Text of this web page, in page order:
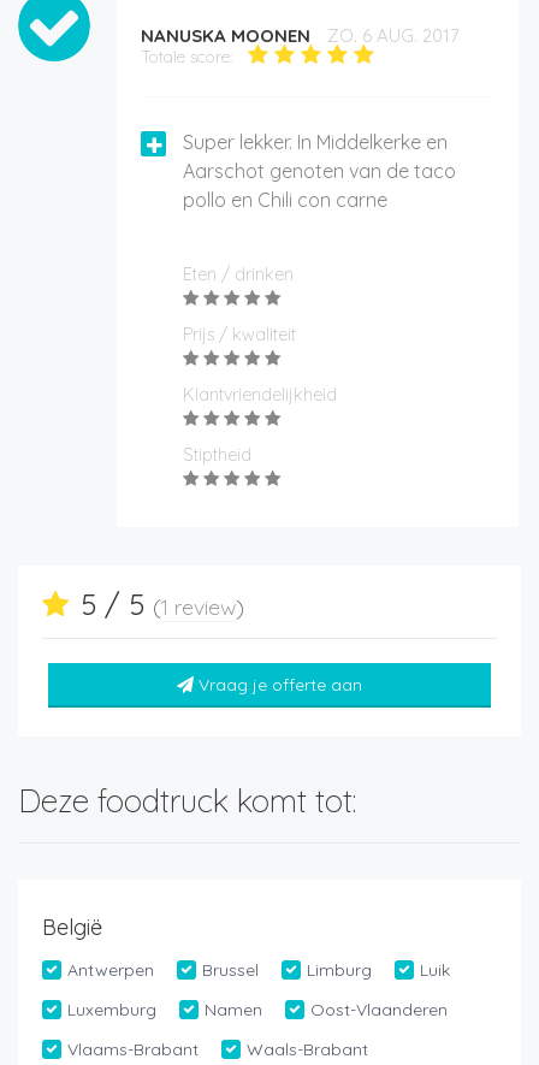
NANUSKA MOONEN ZO. 6 AUG. 2017
Totale score:
Super lekker. In Middelkerke en
Aarschot genoten van de taco
pollo en Chili con carne
Eten / drinken
Prijs / kwaliteit
Klantvriendelijkheid
Stiptheid
5 / 5 (1 review)
Vraag je offerte aan
Deze foodtruck komt tot:
België
Antwerpen Brussel Limburg
Luik
Luxemburg
Namen
Oost-Vlaanderen
Vlaams-Brabant
Waals-Brabant